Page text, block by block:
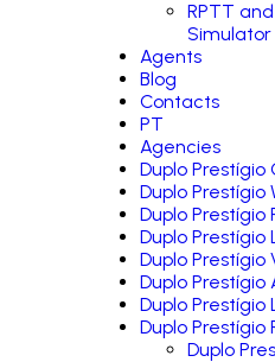
RPTT
Simulator
Agents
Blog
Contacts
PT
Agencies
Duplo Prestígio
Duplo Prestígio
Duplo Prestígio
Duplo Prestígio
Duplo Prestígio
Duplo Prestígio
Duplo Prestígio
Duplo Prestígio
Duplo